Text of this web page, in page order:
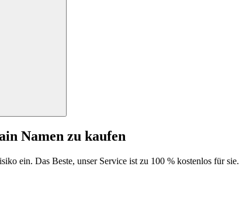
Namen zu kaufen
ein. Das Beste, unser Service ist zu 100 % kostenlos für sie.